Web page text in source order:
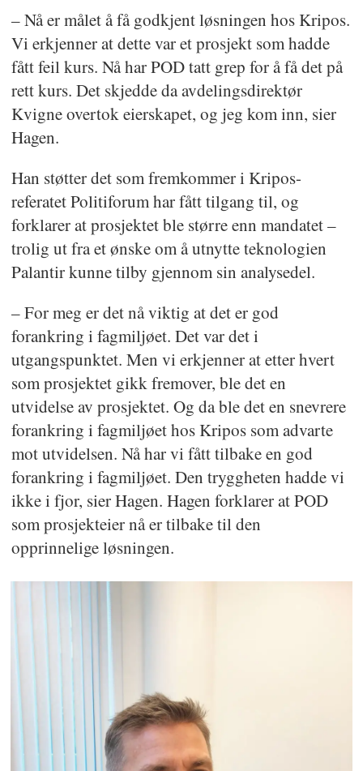
– Nå er målet å få godkjent løsningen hos Kripos.
Vi erkjenner at dette var et prosjekt som hadde
fått feil kurs. Nå har POD tatt grep for å få det på
rett kurs. Det skjedde da avdelingsdirektør
Kvigne overtok eierskapet, og jeg kom inn, sier
Hagen.
Han støtter det som fremkommer i Kripos-
referatet Politiforum har fått tilgang til, og
forklarer at prosjektet ble større enn mandatet –
trolig ut fra et ønske om å utnytte teknologien
Palantir kunne tilby gjennom sin analysedel.
– For meg er det nå viktig at det er god
forankring i fagmiljøet. Det var det i
utgangspunktet. Men vi erkjenner at etter hvert
som prosjektet gikk fremover, ble det en
utvidelse av prosjektet. Og da ble det en snevrere
forankring i fagmiljøet hos Kripos som advarte
mot utvidelsen. Nå har vi fått tilbake en god
forankring i fagmiljøet. Den tryggheten hadde vi
ikke i fjor, sier Hagen. Hagen forklarer at POD
som prosjekteier nå er tilbake til den
opprinnelige løsningen.